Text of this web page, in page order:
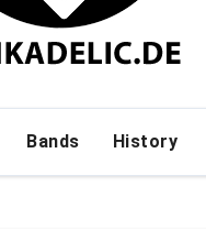
Bands History